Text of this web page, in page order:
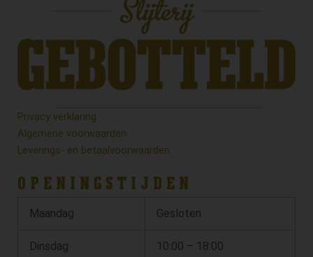
Privacy verklaring
Algemene voorwaarden
Leverings- en betaalvoorwaarden
OPENINGSTIJDEN
Maandag Gesloten
Dinsdag 10:00 – 18:00